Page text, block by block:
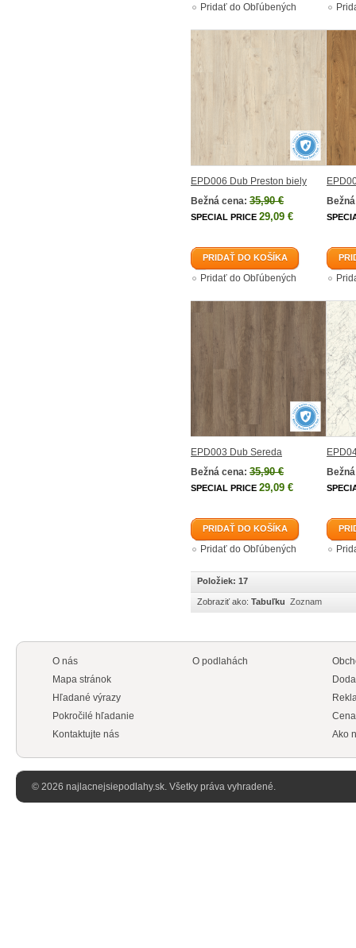
Pridať do Obľúbených
EPD006 Dub Preston biely
Bežná cena: 35,90 €
SPECIAL PRICE 29,09 €
PRIDAŤ DO KOŠÍKA
Pridať do Obľúbených
EPD003 Dub Sereda
Bežná cena: 35,90 €
SPECIAL PRICE 29,09 €
PRIDAŤ DO KOŠÍKA
Pridať do Obľúbených
Položiek: 17
Zobraziť ako: Tabuľku Zoznam
O nás
Mapa stránok
Hľadané výrazy
Pokročilé hľadanie
Kontaktujte nás
O podlahách
Ako
© 2026 najlacnejsiepodlahy.sk. Všetky práva vyhradené.